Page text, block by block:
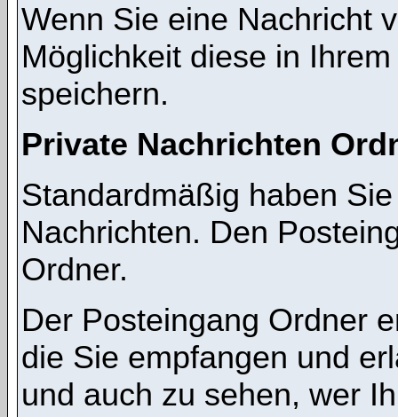
Wenn Sie eine Nachricht
Möglichkeit diese in
speichern.
Private Nachrichten
Standardmäßig haben
Nachrichten. Den
Ordner.
Der Posteingang Ordner
die Sie empfangen und
und auch zu sehen, wer